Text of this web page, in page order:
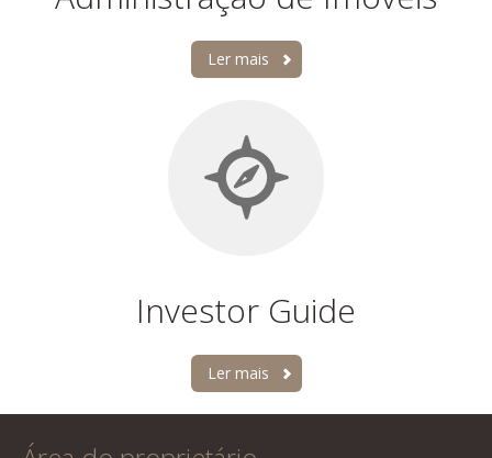
Ler mais
Investor Guide
Ler mais